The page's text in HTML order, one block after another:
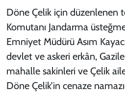
Döne Çelik için düzenlenen
Komutanı Jandarma
Emniyet Müdürü Asım
devlet ve askeri erkân,
mahalle sakinleri ve Çelik
Döne Çelik’in cenaze